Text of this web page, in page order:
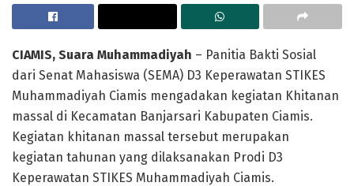
CIAMIS, Suara Muhammadiyah – Panitia Bakti Sosial
dari Senat Mahasiswa (SEMA) D3 Keperawatan STIKES
Muhammadiyah Ciamis mengadakan kegiatan Khitanan
massal di Kecamatan Banjarsari Kabupaten Ciamis.
Kegiatan khitanan massal tersebut merupakan
kegiatan tahunan yang dilaksanakan Prodi D3
Keperawatan STIKES Muhammadiyah Ciamis.